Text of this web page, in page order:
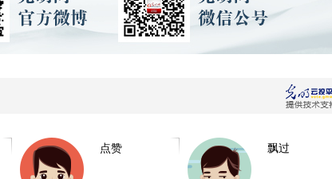
点赞 飘过